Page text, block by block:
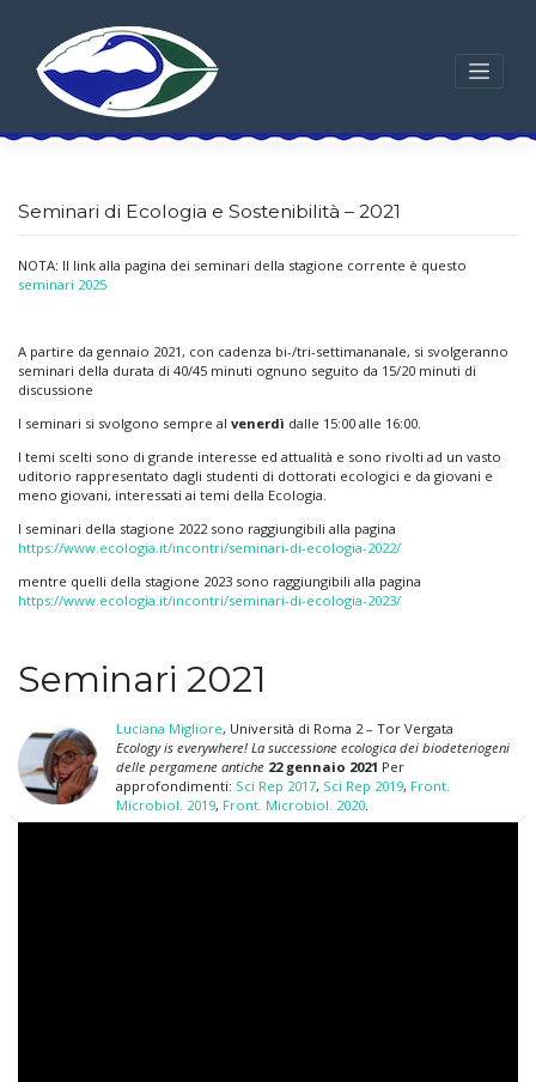
Seminari di Ecologia e Sostenibilità – 2021
NOTA: Il link alla pagina dei seminari della stagione corrente è questo
seminari 2025
A partire da gennaio 2021, con cadenza bi-/tri-settimananale, si svolgeranno
seminari della durata di 40/45 minuti ognuno seguito da 15/20 minuti di
discussione
I seminari si svolgono sempre al venerdì dalle 15:00 alle 16:00.
I temi scelti sono di grande interesse ed attualità e sono rivolti ad un vasto
uditorio rappresentato dagli studenti di dottorati ecologici e da giovani e
meno giovani, interessati ai temi della Ecologia.
I seminari della stagione 2022 sono raggiungibili alla pagina
https://www.ecologia.it/incontri/seminari-di-ecologia-2022/
mentre quelli della stagione 2023 sono raggiungibili alla pagina
https://www.ecologia.it/incontri/seminari-di-ecologia-2023/
Seminari 2021
Luciana Migliore, Università di Roma 2 – Tor Vergata
Ecology is everywhere! La successione ecologica dei biodeteriogeni
delle pergamene antiche 22 gennaio 2021 Per
approfondimenti: Sci Rep 2017, Sci Rep 2019, Front.
Microbiol. 2019, Front. Microbiol. 2020